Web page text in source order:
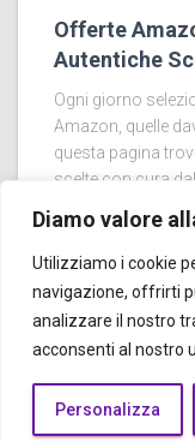
Diamo valore
Utilizziamo i cookie
navigazione, offrirti
analizzare il nostro
acconsenti al nostro
Personalizza
Offerte
Autentiche
Ogni giorno
Amazon, quelle
questa pagina
scelte con cura
CHI